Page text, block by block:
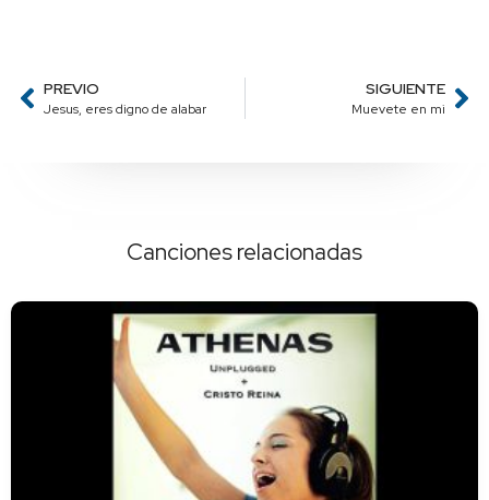
PREVIO
Jesus, eres digno de alabar
SIGUIENTE
Muevete en mi
Canciones relacionadas